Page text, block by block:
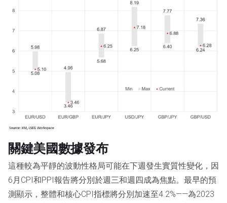
關鍵美國數據發布
這種較為平靜的波動性格局可能在下週發生實質性變化，因
6月CPI和PPI報告將分別於週三和週四成為焦點。最早的預
測顯示，整體和核心CPI指標將分別加速至4.2%——為2023